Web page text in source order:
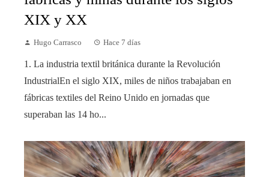
XIX y XX
Hugo Carrasco Hace 7 días
1. La industria textil británica durante la Revolución
IndustrialEn el siglo XIX, miles de niños trabajaban en
fábricas textiles del Reino Unido en jornadas que
superaban las 14 ho...